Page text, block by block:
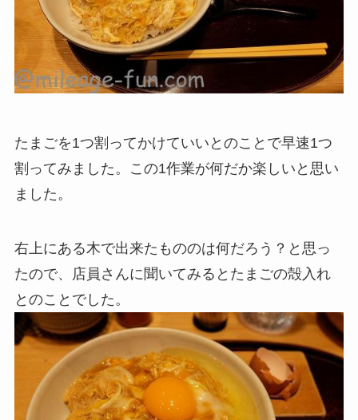
たまごを1つ割ってかけていいとのことで早速1つ
割ってみました。この1作業が何だか楽しいと思い
ました。
右上にある木で出来たもののは何だろう？と思っ
たので、店員さんに聞いてみるとたまごの殻入れ
とのことでした。